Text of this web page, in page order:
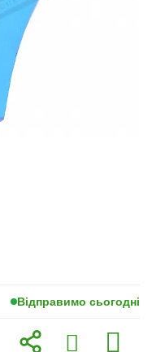
Відправимо сьогодні